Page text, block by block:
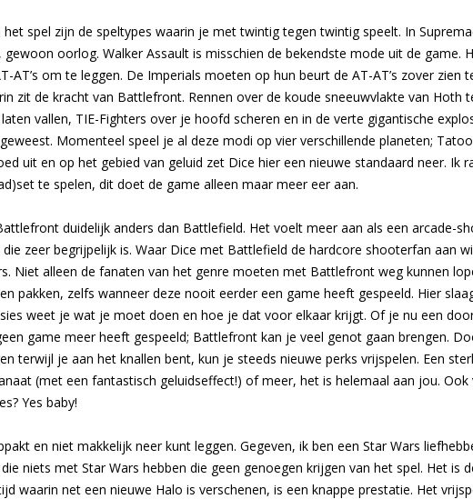
spel zijn de speltypes waarin je met twintig tegen twintig speelt. In
oorlog. Walker Assault is misschien de bekendste mode uit de game.
AT’s om te leggen. De Imperials moeten op hun beurt de AT-AT’s zover zien
zit de kracht van Battlefront. Rennen over de koude sneeuwvlakte van Hoth
vallen, TIE-Fighters over je hoofd scheren en in de verte gigantische
Momenteel speel je al deze modi op vier verschillende planeten;
uit en op het gebied van geluid zet Dice hier een nieuwe standaard neer. Ik
te spelen, dit doet de game alleen maar meer eer aan.
duidelijk anders dan Battlefield. Het voelt meer aan als een arcade-
zeer begrijpelijk is. Waar Dice met Battlefield de hardcore shooterfan aan
Niet alleen de fanaten van het genre moeten met Battlefront weg kunnen
pakken, zelfs wanneer deze nooit eerder een game heeft gespeeld. Hier
weet je wat je moet doen en hoe je dat voor elkaar krijgt. Of je nu een
game meer heeft gespeeld; Battlefront kan je veel genot gaan brengen.
terwijl je aan het knallen bent, kun je steeds nieuwe perks vrijspelen. Een
(met een fantastisch geluidseffect!) of meer, het is helemaal aan jou.
Yes baby!
en niet makkelijk neer kunt leggen. Gegeven, ik ben een Star Wars
niets met Star Wars hebben die geen genoegen krijgen van het spel. Het is
waarin net een nieuwe Halo is verschenen, is een knappe prestatie. Het